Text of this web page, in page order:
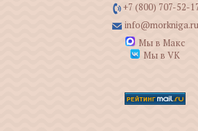
+7 (800) 707-52-
info@morkniga.ru
Мы в Макс
Мы в VK